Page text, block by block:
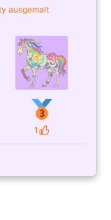
ausgemalt
1Likes